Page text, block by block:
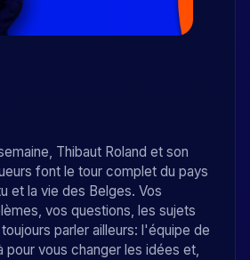
Thibaut Roland et son
font le tour complet du pays
et la vie des Belges. Vos
vos questions, les sujets
parler ailleurs: l'équipe de
pour vous changer les idées et,